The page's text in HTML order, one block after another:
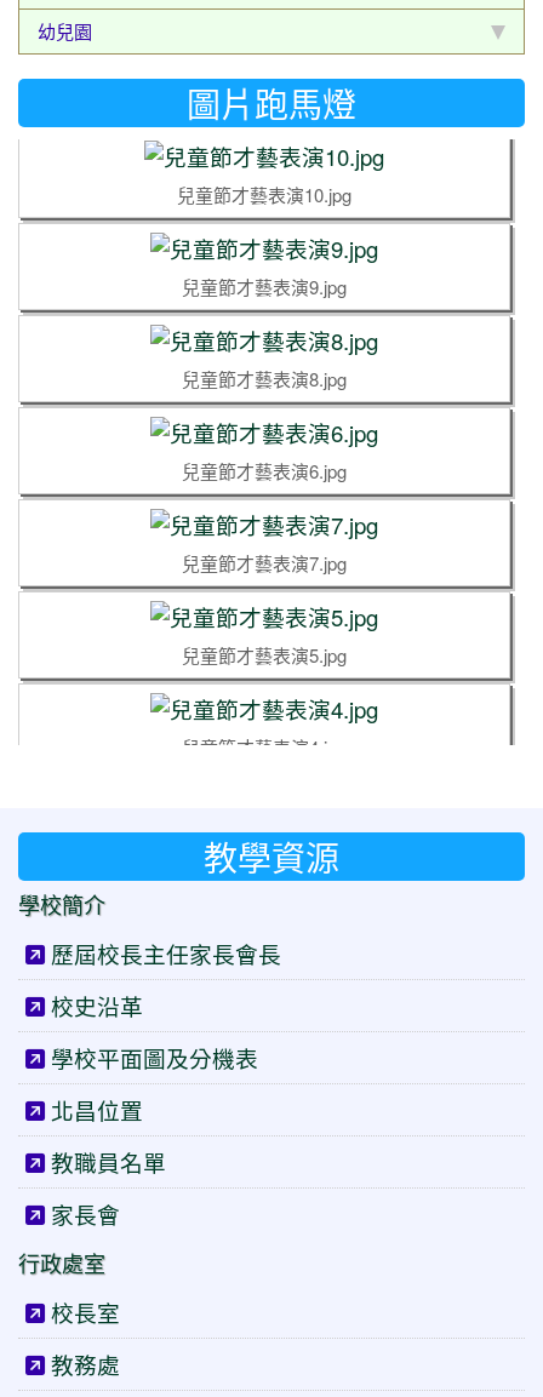
幼兒園
圖片跑馬燈
兒童節才藝表演12.jpg
兒童節才藝表演11.jpg
兒童節才藝表演10.jpg
兒童節才藝表演9.jpg
兒童節才藝表演8.jpg
兒童節才藝表演6.jpg
兒童節才藝表演7.jpg
兒童節才藝表演5.jpg
兒童節才藝表演2.jpg
兒童節才藝表演1.jpg
北昌國樂團音樂會8.jpg
教學資源
學校簡介
歷屆校長主任家長會長
校史沿革
學校平面圖及分機表
北昌位置
教職員名單
家長會
行政處室
校長室
教務處